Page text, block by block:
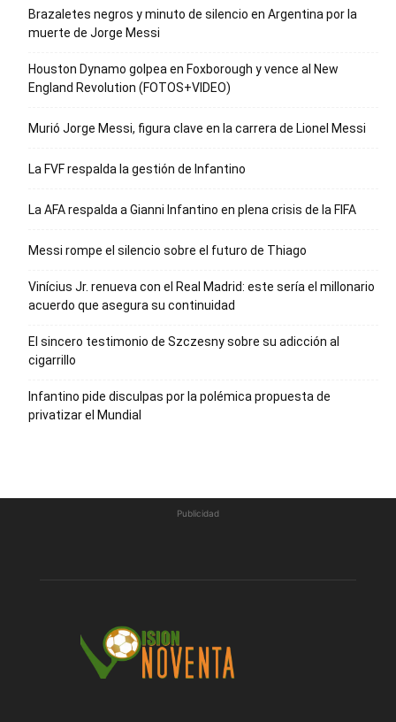
Brazaletes negros y minuto de silencio en Argentina por la
muerte de Jorge Messi
Houston Dynamo golpea en Foxborough y vence al New
England Revolution (FOTOS+VIDEO)
Murió Jorge Messi, figura clave en la carrera de Lionel Messi
La FVF respalda la gestión de Infantino
La AFA respalda a Gianni Infantino en plena crisis de la FIFA
Messi rompe el silencio sobre el futuro de Thiago
Vinícius Jr. renueva con el Real Madrid: este sería el millonario
acuerdo que asegura su continuidad
El sincero testimonio de Szczesny sobre su adicción al
cigarrillo
Infantino pide disculpas por la polémica propuesta de
privatizar el Mundial
Publicidad